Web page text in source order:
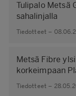
Tulipalo Metsä
sahalinjalla
Tiedotteet –
Metsä Fibre
korkeimpaan
Tiedotteet –